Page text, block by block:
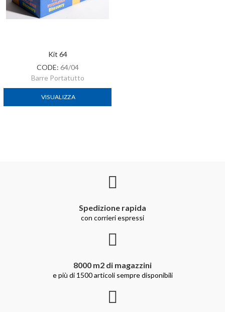
Kit 64
CODE: 64/04
Barre Portatutto
VISUALIZZA
Spedizione rapida
con corrieri espressi
8000 m2 di magazzini
e più di 1500 articoli sempre disponibili